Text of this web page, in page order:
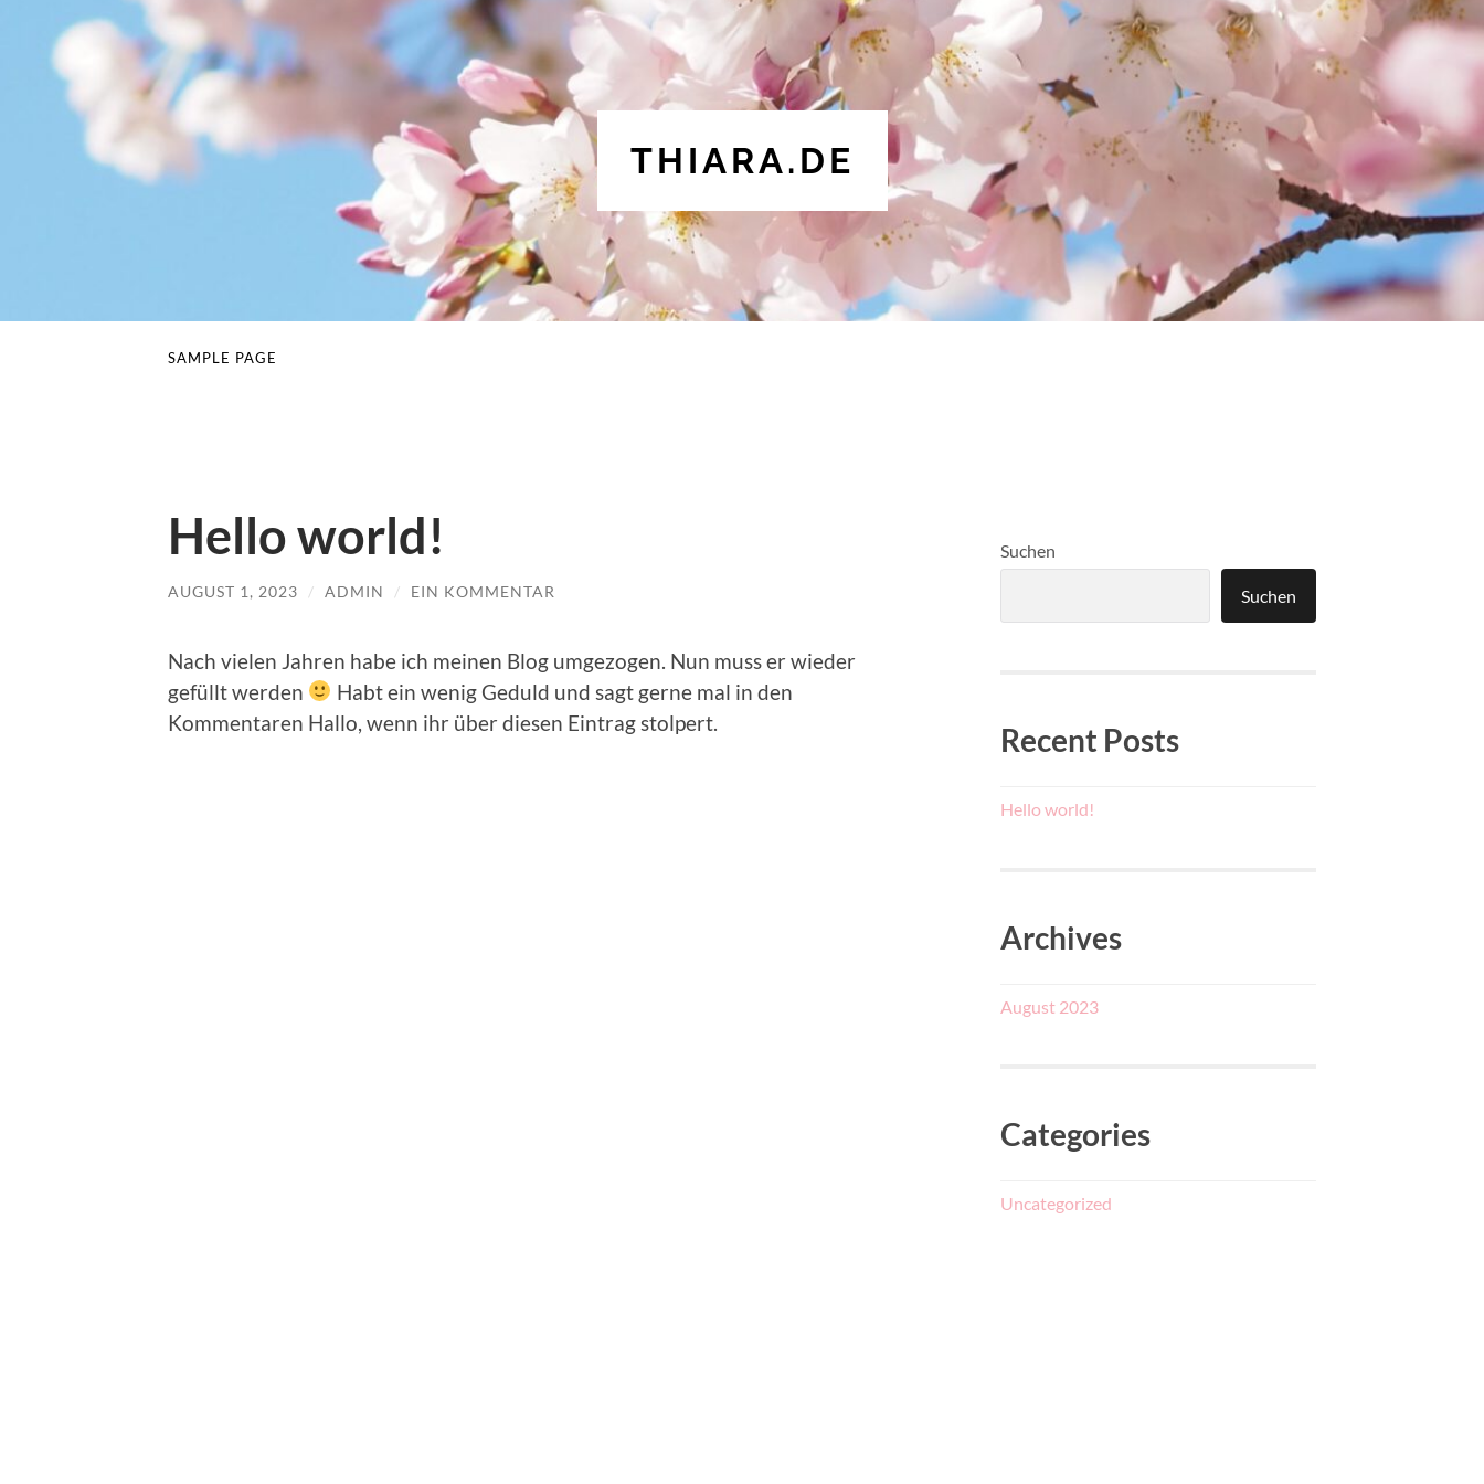
THIARA.DE
SAMPLE PAGE
Hello world!
AUGUST 1, 2023 / ADMIN / EIN KOMMENTAR
Nach vielen Jahren habe ich meinen Blog umgezogen. Nun muss er wieder
gefüllt werden
Habt ein wenig Geduld und sagt gerne mal in den
Kommentaren Hallo, wenn ihr über diesen Eintrag stolpert.
Suchen
Suchen
Recent Posts
Hello world!
Archives
August 2023
Categories
Uncategorized